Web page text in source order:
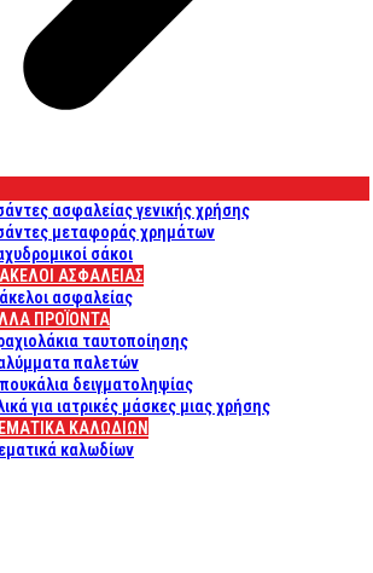
ασφαλείας γενικής χρήσης
μεταφοράς χρημάτων
σάκοι
ΑΣΦΑΛΕΙΑΣ
ασφαλείας
ΠΡΟΪΟΝΤΑ
ταυτοποίησης
παλετών
δειγματοληψίας
για ιατρικές μάσκες μιας χρήσης
ΚΑΛΩΔΊΩΝ
καλωδίων